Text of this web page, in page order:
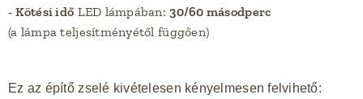
- Kötési idő LED lámpában:30/60 másodperc
(a lámpa teljesítményétől függően)
Ez az építő zselé kivételesen kényelmesen felvihető: